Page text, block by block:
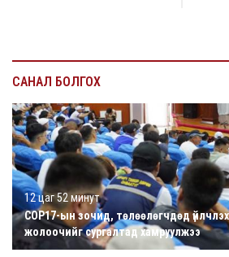
САНАЛ БОЛГОХ
12 цаг 52 минут
COP17-ын зочид, төлөөлөгчдөд
жолоочийг сургалтад хамруулжээ